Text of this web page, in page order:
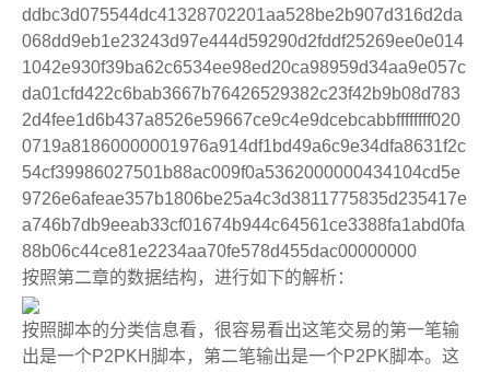
ddbc3d075544dc41328702201aa528be2b907d316d2da
068dd9eb1e23243d97e444d59290d2fddf25269ee0e014
1042e930f39ba62c6534ee98ed20ca98959d34aa9e057c
da01cfd422c6bab3667b76426529382c23f42b9b08d783
2d4fee1d6b437a8526e59667ce9c4e9dcebcabbffffffff020
0719a81860000001976a914df1bd49a6c9e34dfa8631f2c
54cf39986027501b88ac009f0a5362000000434104cd5e
9726e6afeae357b1806be25a4c3d3811775835d235417e
a746b7db9eeab33cf01674b944c64561ce3388fa1abd0fa
88b06c44ce81e2234aa70fe578d455dac00000000
按照第二章的数据结构，进行如下的解析：
按照脚本的分类信息看，很容易看出这笔交易的第一笔输
出是一个P2PKH脚本，第二笔输出是一个P2PK脚本。这